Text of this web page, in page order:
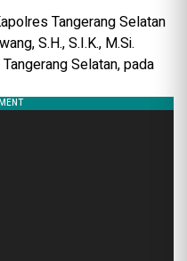
Tangerang Selatan
S.H., S.I.K., M.Si.
Selatan, pada